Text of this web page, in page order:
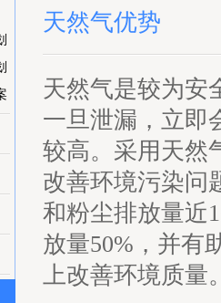
天然气优势
天然气是较为安
一旦泄漏，立即
较高。采用天然
改善环境污染问
和粉尘排放量近
放量50%，并有
上改善环境质量